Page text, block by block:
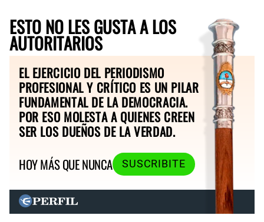
ESTO NO LES GUSTA A LOS
AUTORITARIOS
EL EJERCICIO DEL PERIODISMO
PROFESIONAL Y CRÍTICO ES UN PILAR
FUNDAMENTAL DE LA DEMOCRACIA.
POR ESO MOLESTA A QUIENES CREEN
SER LOS DUEÑOS DE LA VERDAD.
HOY MÁS QUE NUNCA
SUSCRIBITE